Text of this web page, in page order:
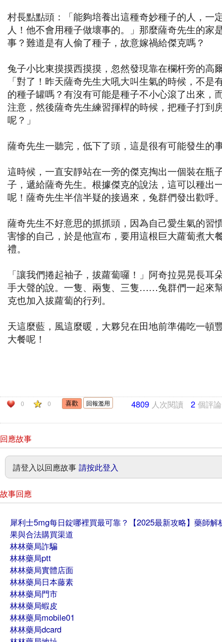
村長點點頭：「能夠培養出這種奇妙種子的人，一
人！他不會用種子做壞事的。」那麼薩奇先生的家
事？難道是有人偷了種子，故意嫁禍給傑克嗎？
兔子小比東摸摸西摸摸，忽然發現靠在欄杆旁的高
「對了！昨天薩奇先生大吼大叫生氣的時候，不是
的種子罐嗎？有沒有可能是種子不小心滾了出來，
注意，然後薩奇先生練習揮桿的時候，把種子打到
呢？」
薩奇先生一聽完，低下了頭，這是很有可能發生的
這時候，一直安靜站在一旁的傑克掏出一個裝在瓶
子，遞給薩奇先生。根據傑克的說法，這可以種出
呢！薩奇先生半信半疑的接過來，兔群們發出歡呼
薩奇先生不好意思的抓抓頭，因為自己愛生氣的習
害慘的自己，於是他宣布，要用這根巨大蘿蔔煮大
禮。
「讓我們捲起袖子，拔蘿蔔囉！」阿奇拉晃晃長耳
手大聲的說。一隻、兩隻、三隻……兔群們一起來
克也加入拔蘿蔔的行列。
天這麼藍，風這麼暖，大夥兒在田地前準備吃一頓
大餐呢！
0 0 回報濫用 4809 人次閱讀 2 個評論
回應故事
請登入以回應故事 請按此登入
故事回應
犀利士5mg每日錠哪裡買最可靠？【2025最新攻略】藥師解
果與合法購買渠道
林林藥局詐騙
林林藥局ptt
林林藥局實體店面
林林藥局日本藤素
林林藥局門市
林林藥局蝦皮
林林藥局mobile01
林林藥局dcard